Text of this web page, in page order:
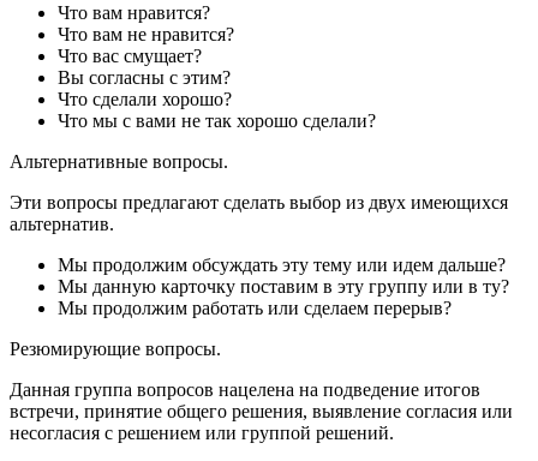
Что вам нравится?
Что вам не нравится?
Что вас смущает?
Вы согласны с этим?
Что сделали хорошо?
Что мы с вами не так хорошо сделали?
Альтернативные вопросы.
Эти вопросы предлагают сделать выбор из двух имеющихся
альтернатив.
Мы продолжим обсуждать эту тему или идем дальше?
Мы данную карточку поставим в эту группу или в ту?
Мы продолжим работать или сделаем перерыв?
Резюмирующие вопросы.
Данная группа вопросов нацелена на подведение итогов
встречи, принятие общего решения, выявление согласия или
несогласия с решением или группой решений.